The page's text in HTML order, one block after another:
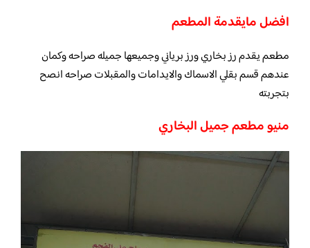
افضل مايقدمة المطعم
مطعم يقدم رز بخاري ورز برياني وجميعها جميله صراحه وكمان
عندهم قسم بقلي الاسماك والايدامات والمقبلات صراحه انصح
بتجربته
منيو مطعم جميل البخاري